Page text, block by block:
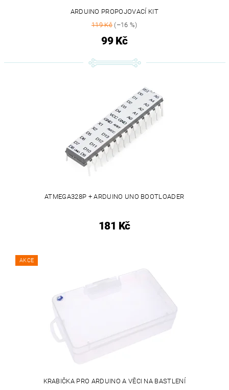
ARDUINO PROPOJOVACÍ KIT
119 Kč(–16 %)
99 Kč
ATMEGA328P + ARDUINO UNO BOOTLOADER
181 Kč
AKCE
KRABIČKA PRO ARDUINO A VĚCI NA BASTLENÍ